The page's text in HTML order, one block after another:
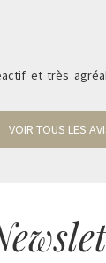
et très
VOIR TOUS LES